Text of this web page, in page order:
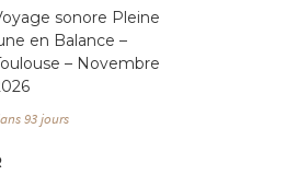
sonore Pleine
en Balance –
– Novembre
93 jours